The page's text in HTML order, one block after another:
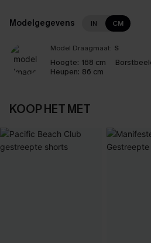
Modelgegevens IN CM
Model Draagmaat: S
Hoogte: 168 cm
Heupen: 86 cm
KOOP HET MET